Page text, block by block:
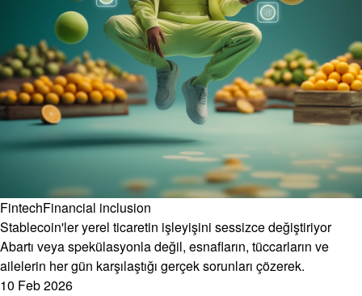
FintechFinancial inclusion
Stablecoin'ler yerel ticaretin işleyişini sessizce değiştiriyor
Abartı veya spekülasyonla değil, esnafların, tüccarların ve
ailelerin her gün karşılaştığı gerçek sorunları çözerek.
10 Feb 2026